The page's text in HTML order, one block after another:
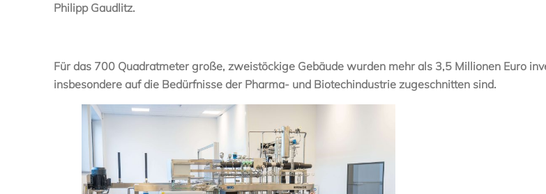
Philipp Gaudlitz.
Für das 700 Quadratmeter große, zweistöckige Gebäude wurden mehr als 3,5 Millionen Euro
insbesondere auf die Bedürfnisse der Pharma- und Biotechindustrie zugeschnitten sind.